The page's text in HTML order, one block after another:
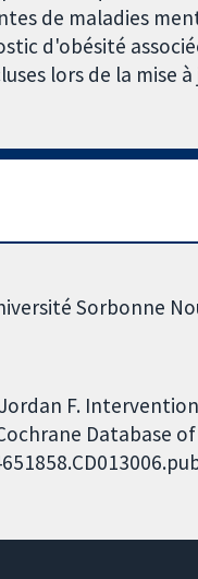
de maladies
d'obésité
lors de la mise
Sorbonne
Jordan F.
Database